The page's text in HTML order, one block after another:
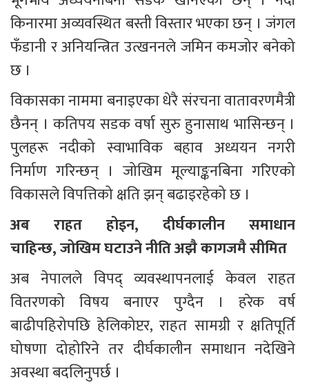
किनारमा अव्यवस्थित बस्ती विस्तार भएका छन् । जंगल
फँडानी र अनियन्त्रित उत्खननले जमिन कमजोर बनेको
छ ।
विकासका नाममा बनाइएका धेरै संरचना वातावरणमैत्री
छैनन् । कतिपय सडक वर्षा सुरु हुनासाथ भासिन्छन् ।
पुलहरू नदीको स्वाभाविक बहाव अध्ययन नगरी
निर्माण गरिन्छन् । जोखिम मूल्याङ्कनबिना गरिएको
विकासले विपत्तिको क्षति झन् बढाइरहेको छ ।
अब राहत होइन, दीर्घकालीन समाधान
चाहिन्छ, जोखिम घटाउने नीति अझै कागजमै सीमित
अब नेपालले विपद् व्यवस्थापनलाई केवल राहत
वितरणको विषय बनाएर पुग्दैन । हरेक वर्ष
बाढीपहिरोपछि हेलिकोप्टर, राहत सामग्री र क्षतिपूर्ति
घोषणा दोहोरिने तर दीर्घकालीन समाधान नदेखिने
अवस्था बदलिनुपर्छ ।